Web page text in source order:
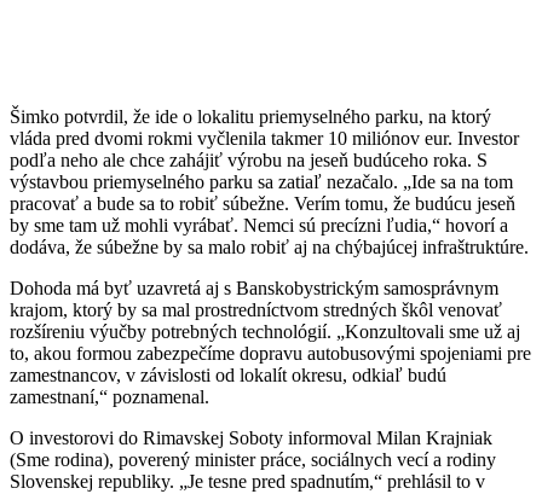
Šimko potvrdil, že ide o lokalitu priemyselného parku, na ktorý
vláda pred dvomi rokmi vyčlenila takmer 10 miliónov eur. Investor
podľa neho ale chce zahájiť výrobu na jeseň budúceho roka. S
výstavbou priemyselného parku sa zatiaľ nezačalo. „Ide sa na tom
pracovať a bude sa to robiť súbežne. Verím tomu, že budúcu jeseň
by sme tam už mohli vyrábať. Nemci sú precízni ľudia,“ hovorí a
dodáva, že súbežne by sa malo robiť aj na chýbajúcej infraštruktúre.
Dohoda má byť uzavretá aj s Banskobystrickým samosprávnym
krajom, ktorý by sa mal prostredníctvom stredných škôl venovať
rozšíreniu výučby potrebných technológií. „Konzultovali sme už aj
to, akou formou zabezpečíme dopravu autobusovými spojeniami pre
zamestnancov, v závislosti od lokalít okresu, odkiaľ budú
zamestnaní,“ poznamenal.
O investorovi do Rimavskej Soboty informoval Milan Krajniak
(Sme rodina), poverený minister práce, sociálnych vecí a rodiny
Slovenskej republiky. „Je tesne pred spadnutím,“ prehlásil to v